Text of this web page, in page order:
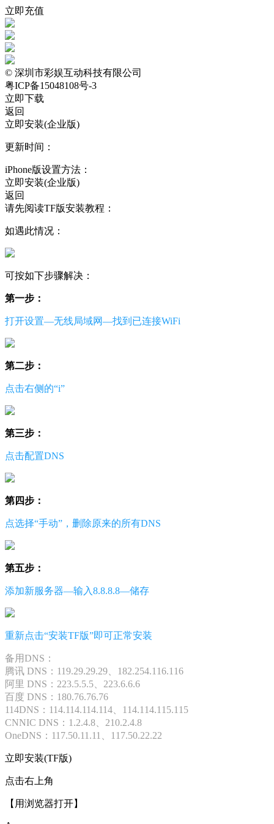
立即充值
© 深圳市彩娱互动科技有限公司
粤ICP备15048108号-3
立即下载
返回
立即安装(企业版)
更新时间：
iPhone版设置方法：
立即安装(企业版)
返回
请先阅读TF版安装教程：
如遇此情况：
可按如下步骤解决：
第一步：
打开设置—无线局域网—找到已连接WiFi
第二步：
点击右侧的“i”
第三步：
点击配置DNS
第四步：
点选择“手动”，删除原来的所有DNS
第五步：
添加新服务器—输入8.8.8.8—储存
重新点击“安装TF版”即可正常安装
备用DNS：
腾讯 DNS：119.29.29.29、182.254.116.116
阿里 DNS：223.5.5.5、223.6.6.6
百度 DNS：180.76.76.76
114DNS：114.114.114.114、114.114.115.115
CNNIC DNS：1.2.4.8、210.2.4.8
OneDNS：117.50.11.11、117.50.22.22
立即安装(TF版)
点击右上角
【用浏览器打开】